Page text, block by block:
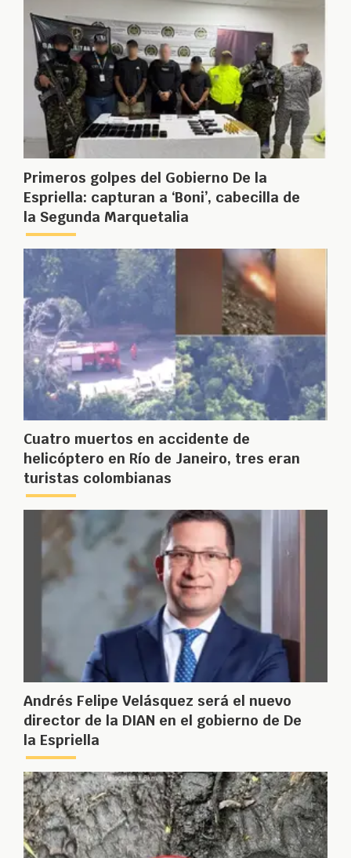
Primeros golpes del Gobierno De la
Espriella: capturan a ‘Boni’, cabecilla de
la Segunda Marquetalia
Cuatro muertos en accidente de
helicóptero en Río de Janeiro, tres eran
turistas colombianas
Andrés Felipe Velásquez será el nuevo
director de la DIAN en el gobierno de De
la Espriella